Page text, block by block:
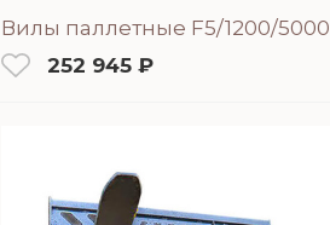
Вилы паллетные F5/1200/5000
252 945 ₽